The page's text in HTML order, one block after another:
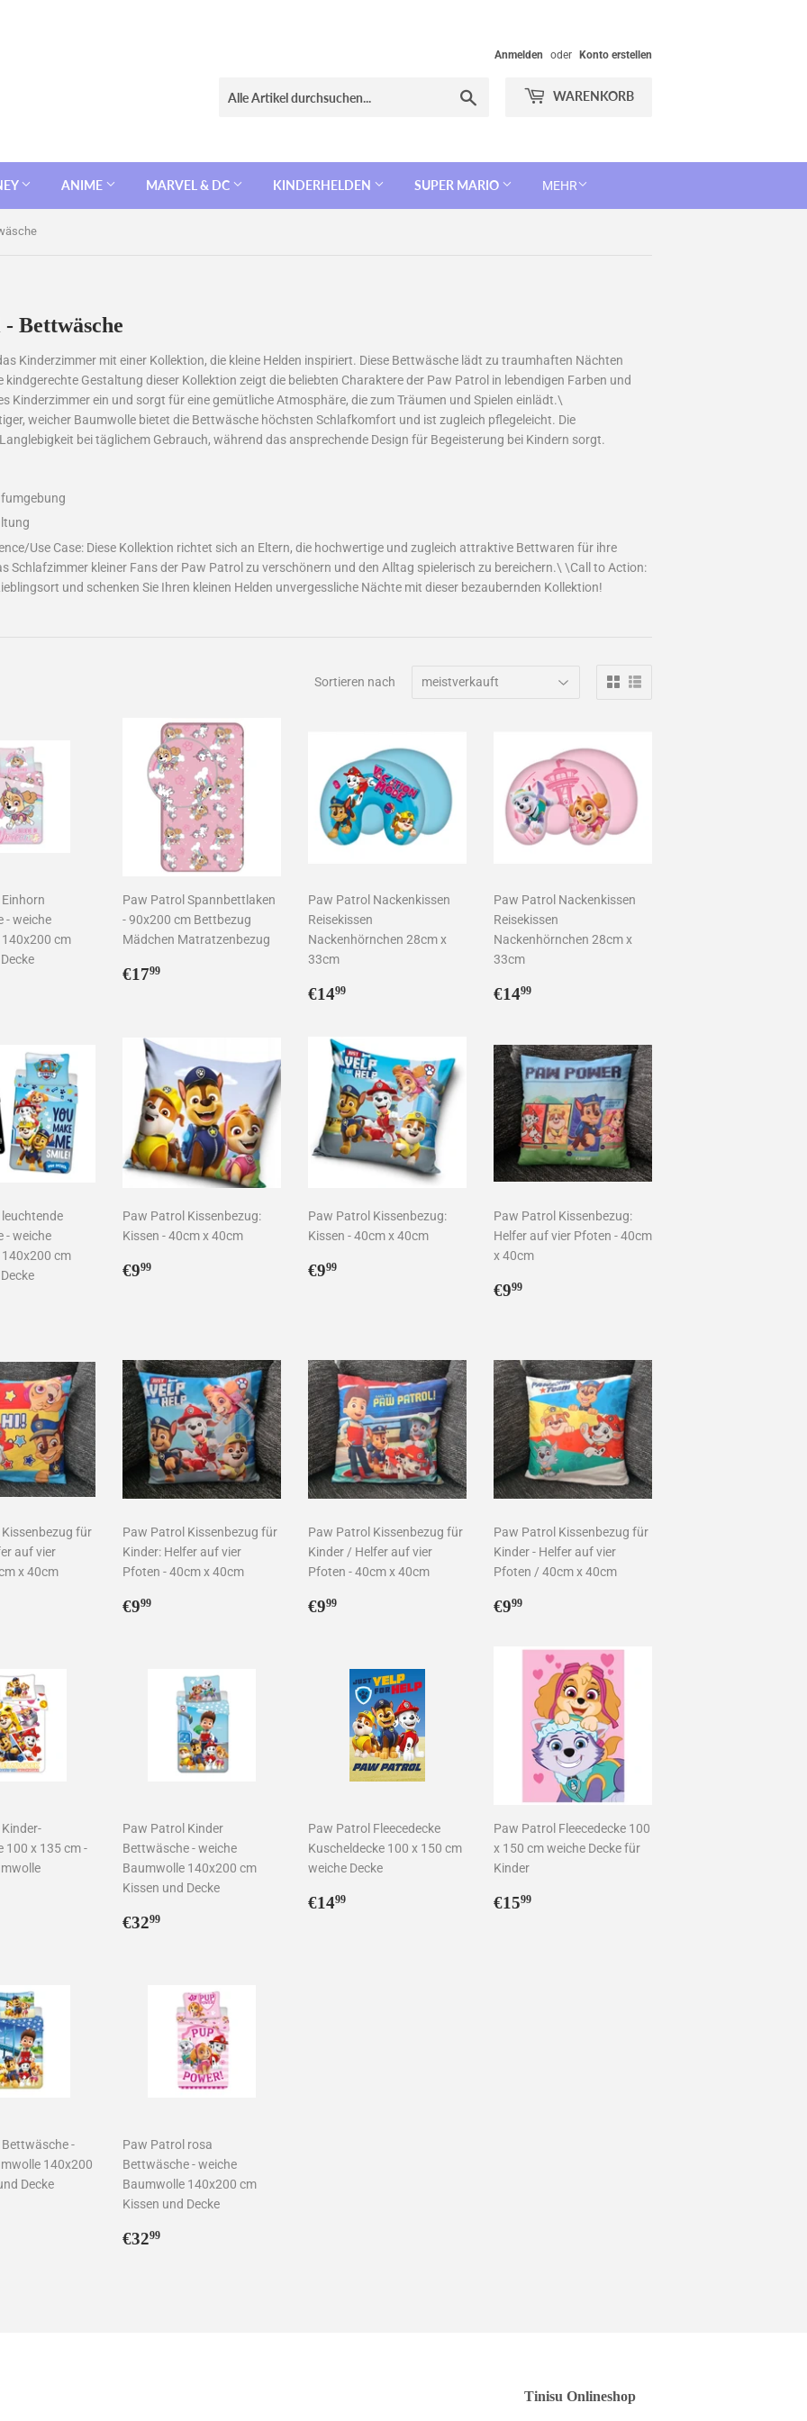
Anmelden oder Konto erstellen
WARENKORB
ANIME MARVEL & DC KINDERHELDEN SUPER MARIO MEHR
Bettwäsche
Kinderzimmer mit einer Kollektion, die kleine Helden inspiriert. Diese Bettwäsche lädt zu traumhaften Nächten
Gestaltung dieser Kollektion zeigt die beliebten Charaktere der Paw Patrol in lebendigen Farben und
Kinderzimmer ein und sorgt für eine gemütliche Atmosphäre, die zum Träumen und Spielen einlädt.\
weicher Baumwolle bietet die Bettwäsche höchsten Schlafkomfort und ist zugleich pflegeleicht. Die
bei täglichem Gebrauch, während das ansprechende Design für Begeisterung bei Kindern sorgt.
Use Case: Diese Kollektion richtet sich an Eltern, die hochwertige und zugleich attraktive Bettwaren für ihre
Schlafzimmer kleiner Fans der Paw Patrol zu verschönern und den Alltag spielerisch zu bereichern.\ \Call to Action:
und schenken Sie Ihren kleinen Helden unvergessliche Nächte mit dieser bezaubernden Kollektion!
Sortieren nach
- weiche
cm
Paw Patrol Spannbettlaken
- 90x200 cm Bettbezug
Mädchen Matratzenbezug
Normaler
€1799
Paw Patrol Nackenkissen
Reisekissen
Nackenhörnchen 28cm x
33cm
Normaler
€1499
Paw Patrol Nackenkissen
Reisekissen
Nackenhörnchen 28cm x
33cm
Normaler
€1499
- weiche
cm
Paw Patrol Kissenbezug:
Kissen - 40cm x 40cm
Normaler
€999
Paw Patrol Kissenbezug:
Kissen - 40cm x 40cm
Normaler
€999
Paw Patrol Kissenbezug:
Helfer auf vier Pfoten - 40cm
x 40cm
Normaler
€999
für
auf vier
x 40cm
Paw Patrol Kissenbezug für
Kinder: Helfer auf vier
Pfoten - 40cm x 40cm
Normaler
€999
Paw Patrol Kissenbezug für
Kinder / Helfer auf vier
Pfoten - 40cm x 40cm
Normaler
€999
Paw Patrol Kissenbezug für
Kinder - Helfer auf vier
Pfoten / 40cm x 40cm
Normaler
€999
100 x 135 cm -
Paw Patrol Kinder
Bettwäsche - weiche
Baumwolle 140x200 cm
Kissen und Decke
Normaler
€3299
Paw Patrol Fleecedecke
Kuscheldecke 100 x 150 cm
weiche Decke
Normaler
€1499
Paw Patrol Fleecedecke 100
x 150 cm weiche Decke für
Kinder
Normaler
€1599
-
140x200
Decke
Paw Patrol rosa
Bettwäsche - weiche
Baumwolle 140x200 cm
Kissen und Decke
Normaler
€3299
Tinisu Onlineshop